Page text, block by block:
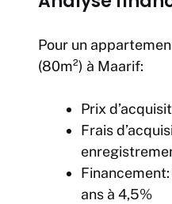
Pour un
(80m²) à Maarif:
Prix
Frais
ans à 4,5%